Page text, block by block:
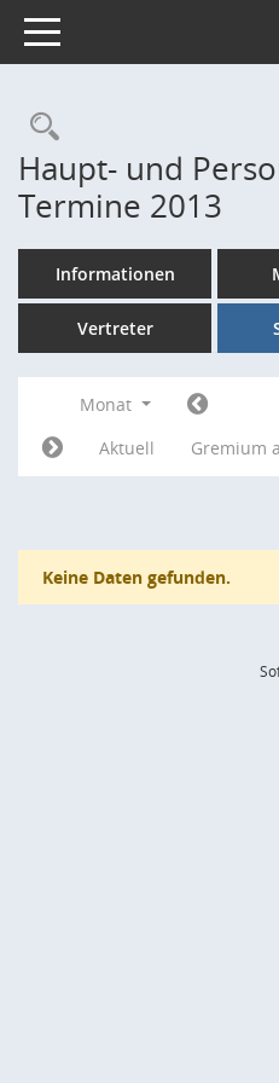
Toggle navigation
Haupt- und
Termine 2013
Informationen
Vertreter
Monat
Aktuell
Gremium
Keine Daten gefunden.